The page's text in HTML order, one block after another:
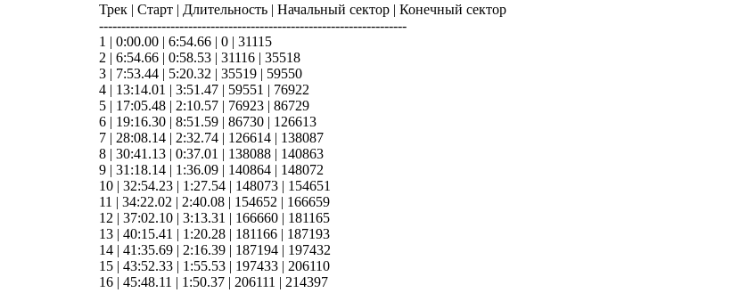
Трек | Старт | Длительность | Начальный сектор | Конечный сектор
---------------------------------------------------------------------
1 | 0:00.00 | 6:54.66 | 0 | 31115
2 | 6:54.66 | 0:58.53 | 31116 | 35518
3 | 7:53.44 | 5:20.32 | 35519 | 59550
4 | 13:14.01 | 3:51.47 | 59551 | 76922
5 | 17:05.48 | 2:10.57 | 76923 | 86729
6 | 19:16.30 | 8:51.59 | 86730 | 126613
7 | 28:08.14 | 2:32.74 | 126614 | 138087
8 | 30:41.13 | 0:37.01 | 138088 | 140863
9 | 31:18.14 | 1:36.09 | 140864 | 148072
10 | 32:54.23 | 1:27.54 | 148073 | 154651
11 | 34:22.02 | 2:40.08 | 154652 | 166659
12 | 37:02.10 | 3:13.31 | 166660 | 181165
13 | 40:15.41 | 1:20.28 | 181166 | 187193
14 | 41:35.69 | 2:16.39 | 187194 | 197432
15 | 43:52.33 | 1:55.53 | 197433 | 206110
16 | 45:48.11 | 1:50.37 | 206111 | 214397